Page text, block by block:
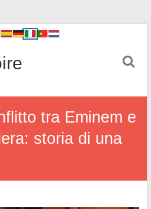
tra Eminem e
storia di una